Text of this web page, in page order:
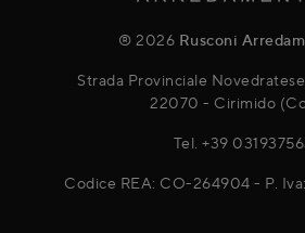
® 2026 Rusconi
Strada Provinciale
22070 - Cirimido
Tel. +39
Codice REA: CO-264904 - P.